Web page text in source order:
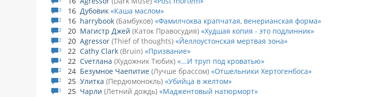
3 16 Дубовик Каша маслом
2 16 harrybook Бамбуков Фамилчоква крапчатая, венерианская форма
2 20 Магистр Джей Каток Правосудия Худшая копия - это подлинник
2 20 Agressor Thief of thoughts Йеллоустонская мертвая зона
3 22 Cathy Clark Bruin Призвание
4 22 Cveтлана Художник Тюбик ...И труп под кроватью
2 24 Безумное Чаепитие Лучше брассом Отшельники Хертогенбоса
2 25 Улитка Пердюмонокль Убийца в желтом
1 25 Чарли Летний дождь Маджентовый натюрморт